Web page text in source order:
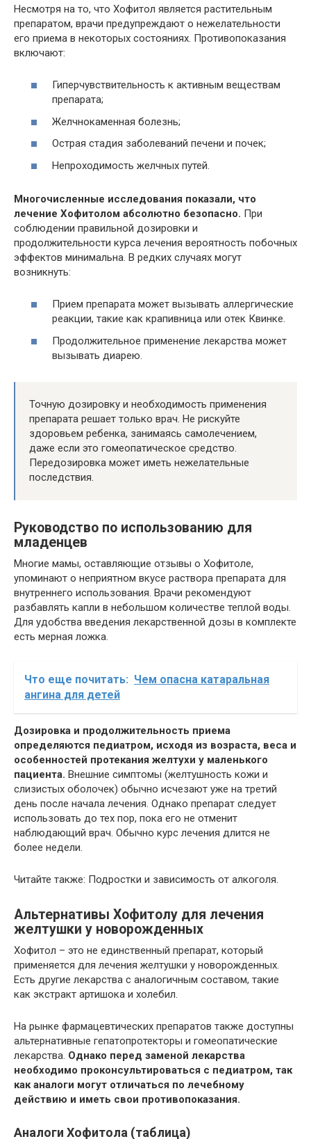
Несмотря на то, что Хофитол является растительным
препаратом, врачи предупреждают о нежелательности
его приема в некоторых состояниях. Противопоказания
включают:
Гиперчувствительность к активным веществам
препарата;
Желчнокаменная болезнь;
Острая стадия заболеваний печени и почек;
Непроходимость желчных путей.
Многочисленные исследования показали, что
лечение Хофитолом абсолютно безопасно. При
соблюдении правильной дозировки и
продолжительности курса лечения вероятность побочных
эффектов минимальна. В редких случаях могут
возникнуть:
Прием препарата может вызывать аллергические
реакции, такие как крапивница или отек Квинке.
Продолжительное применение лекарства может
вызывать диарею.
Точную дозировку и необходимость применения
препарата решает только врач. Не рискуйте
здоровьем ребенка, занимаясь самолечением,
даже если это гомеопатическое средство.
Передозировка может иметь нежелательные
последствия.
Руководство по использованию для
младенцев
Многие мамы, оставляющие отзывы о Хофитоле,
упоминают о неприятном вкусе раствора препарата для
внутреннего использования. Врачи рекомендуют
разбавлять капли в небольшом количестве теплой воды.
Для удобства введения лекарственной дозы в комплекте
есть мерная ложка.
Что еще почитать: Чем опасна катаральная
ангина для детей
Дозировка и продолжительность приема
определяются педиатром, исходя из возраста, веса и
особенностей протекания желтухи у маленького
пациента. Внешние симптомы (желтушность кожи и
слизистых оболочек) обычно исчезают уже на третий
день после начала лечения. Однако препарат следует
использовать до тех пор, пока его не отменит
наблюдающий врач. Обычно курс лечения длится не
более недели.
Читайте также: Подростки и зависимость от алкоголя.
Альтернативы Хофитолу для лечения
желтушки у новорожденных
Хофитол – это не единственный препарат, который
применяется для лечения желтушки у новорожденных.
Есть другие лекарства с аналогичным составом, такие
как экстракт артишока и холебил.
На рынке фармацевтических препаратов также доступны
альтернативные гепатопротекторы и гомеопатические
лекарства. Однако перед заменой лекарства
необходимо проконсультироваться с педиатром, так
как аналоги могут отличаться по лечебному
действию и иметь свои противопоказания.
Аналоги Хофитола (таблица)